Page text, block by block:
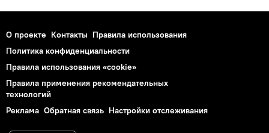
О проекте Контакты Правила использования
Политика конфиденциальности
Правила использования «cookie»
Правила применения рекомендательных
технологий
Реклама Обратная связь Настройки отслеживания